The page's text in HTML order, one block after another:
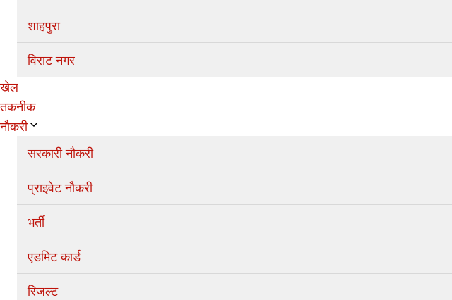
शाहपुरा
विराट नगर
खेल
तकनीक
नौकरी
सरकारी नौकरी
प्राइवेट नौकरी
भर्ती
एडमिट कार्ड
रिजल्ट